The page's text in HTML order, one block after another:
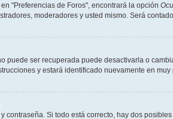
"Preferencias de Foros", encontrará la opción
moderadores y usted mismo. Será
puede ser recuperada puede desactivarla o
y estará identificado nuevamente en muy
contraseña. Si todo está correcto, hay dos